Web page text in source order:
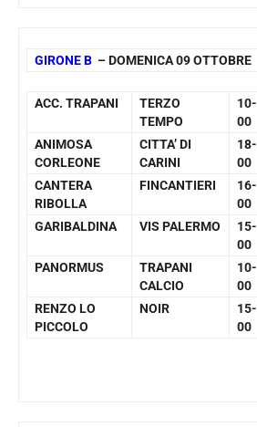
GIRONE B – DOMENICA 09 OTTOBRE
ACC. TRAPANI
TERZO
TEMPO
10-
00
ANIMOSA
CORLEONE
CITTA’ DI
CARINI
18-
00
CANTERA
RIBOLLA
FINCANTIERI
16-
00
GARIBALDINA VIS PALERMO
15-
00
PANORMUS
TRAPANI
CALCIO
10-
00
RENZO LO
PICCOLO
NOIR
15-
00